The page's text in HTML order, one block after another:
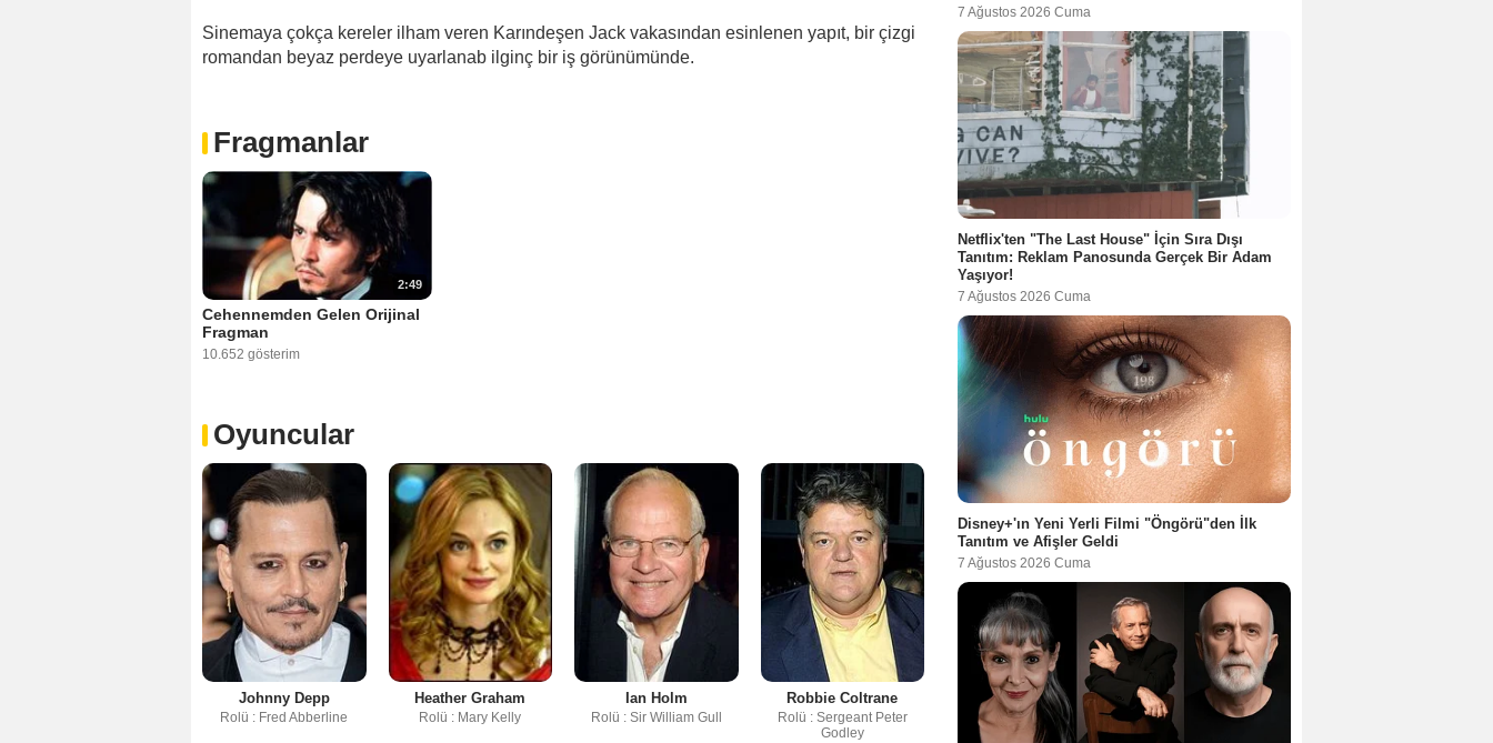
Sinemaya çokça kereler ilham veren Karındeşen Jack vakasından esinlenen yapıt, bir çizgi
romandan beyaz perdeye uyarlanab ilginç bir iş görünümünde.
Fragmanlar
2:49
Cehennemden Gelen Orijinal
Fragman
10.652 gösterim
Oyuncular
Johnny Depp
Rolü : Fred Abberline
Heather Graham
Rolü : Mary Kelly
Ian Holm
Rolü : Sir William Gull
Robbie Coltrane
Rolü : Sergeant Peter
Godley
7 Ağustos 2026 Cuma
Netflix'ten "The Last House" İçin Sıra Dışı
Tanıtım: Reklam Panosunda Gerçek Bir Adam
Yaşıyor!
7 Ağustos 2026 Cuma
Disney+'ın Yeni Yerli Filmi "Öngörü"den İlk
Tanıtım ve Afişler Geldi
7 Ağustos 2026 Cuma